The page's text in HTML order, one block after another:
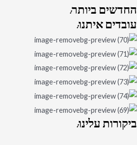
החדשיםביותר:
עובדיםאיתנו:
ביקורותעלינו: